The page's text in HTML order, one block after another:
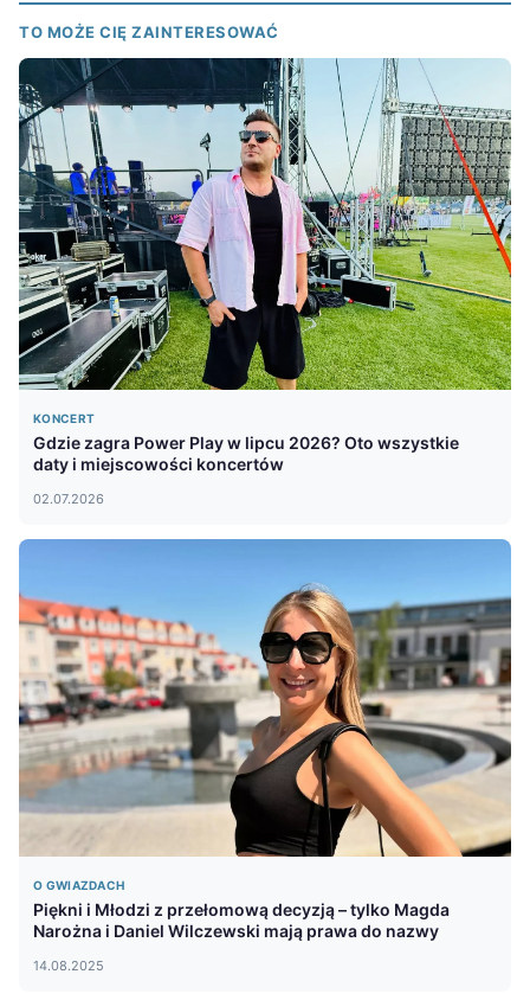
TO MOŻE CIĘ ZAINTERESOWAĆ
KONCERT
Gdzie zagra Power Play w lipcu 2026? Oto wszystkie
daty i miejscowości koncertów
02.07.2026
O GWIAZDACH
Piękni i Młodzi z przełomową decyzją – tylko Magda
Narożna i Daniel Wilczewski mają prawa do nazwy
14.08.2025